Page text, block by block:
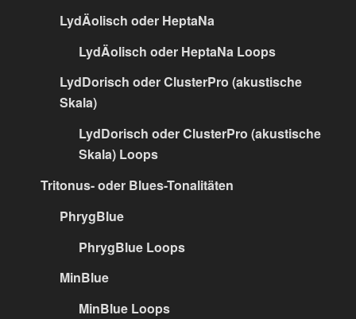
LydÄolisch oder HeptaNa
LydÄolisch oder HeptaNa Loops
LydDorisch oder ClusterPro (akustische
Skala)
LydDorisch oder ClusterPro (akustische
Skala) Loops
Tritonus- oder Blues-Tonalitäten
PhrygBlue
PhrygBlue Loops
MinBlue
MinBlue Loops